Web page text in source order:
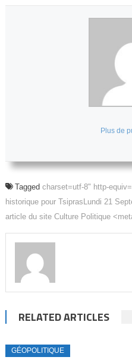
Plus de
Tagged charset=utf-8" http-
historique pour TsiprasLundi 21
article du site Culture Politique
RELATED ARTICLES
GÉOPOLITIQUE